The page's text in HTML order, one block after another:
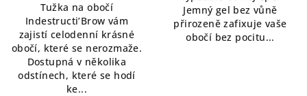
hvězdiček.
Tužka na obočí
Indestructi’Brow vám
zajistí celodenní krásné
obočí, které se nerozmaže.
Dostupná v několika
odstínech, které se hodí
ke...
Jemný gel bez vůně
přirozeně zafixuje vaše
obočí bez pocitu...